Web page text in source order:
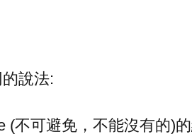
說法:
(不可避免，不能沒有的)